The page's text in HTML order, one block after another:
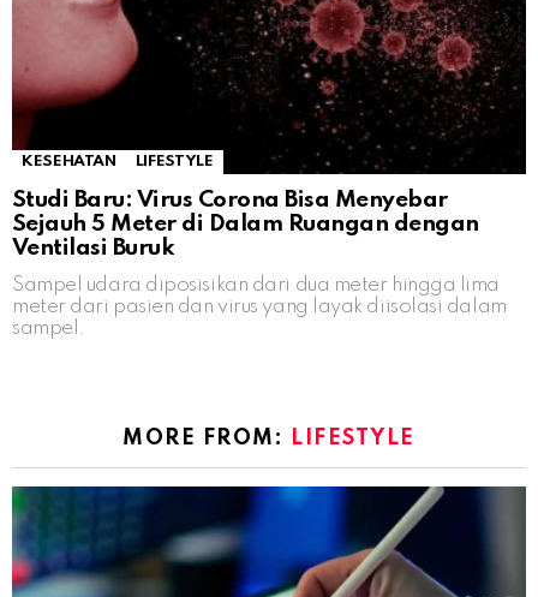
KESEHATAN LIFESTYLE
Studi Baru: Virus Corona Bisa Menyebar
Sejauh 5 Meter di Dalam Ruangan dengan
Ventilasi Buruk
Sampel udara diposisikan dari dua meter hingga lima
meter dari pasien dan virus yang layak diisolasi dalam
sampel.
MORE FROM: LIFESTYLE